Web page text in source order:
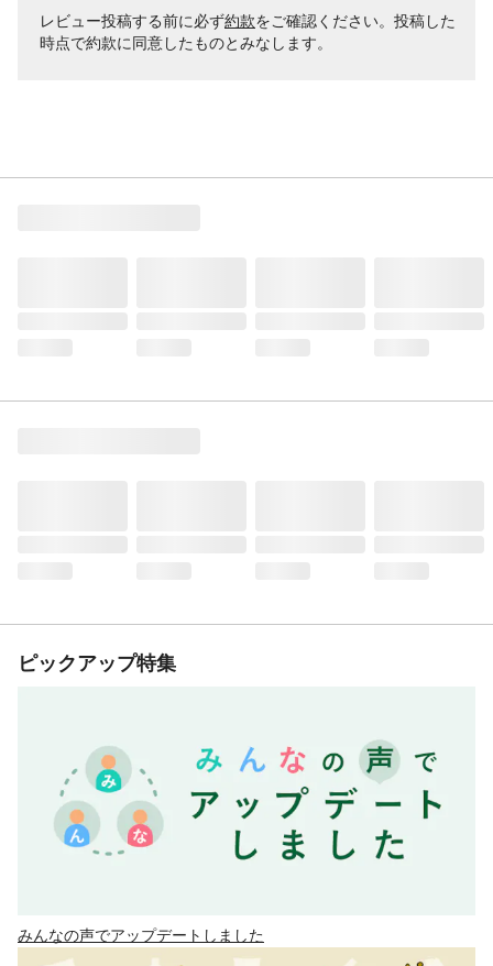
レビュー投稿する前に必ず約款をご確認ください。投稿した
時点で約款に同意したものとみなします。
ピックアップ特集
みんなの声でアップデートしました